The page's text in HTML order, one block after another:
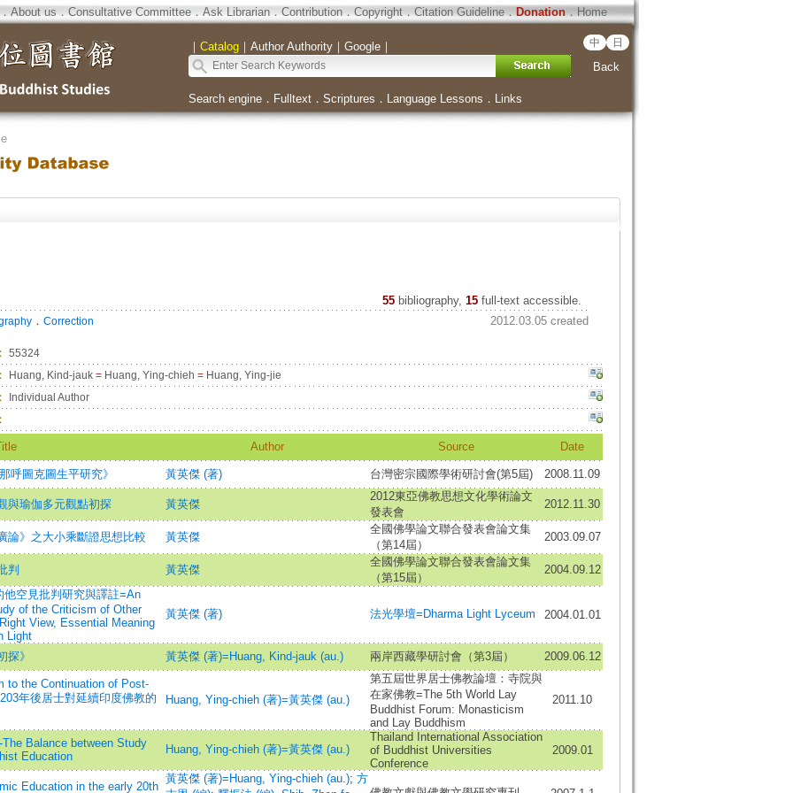
About us．Consultative Committee．Ask Librarian．Contribution．Copyright．Citation Guideline．Donation．Home
｜ Catalog｜ Author Authority｜ Google｜ 中 日
Back
Search engine． Fulltext． Scriptures ． Language Lessons ． Links
55 bibliography, 15full-text accessible.
． Correction 2012.03.05 created
55324
Huang, Kind-jauk =Huang, Ying-chieh =Huang, Ying-jie
Individual Author
Author Source Date
呼圖克圖生平研究》 黃英傑 (著) 台灣密宗國際學術研討會(第5屆) 2008.11.09
與瑜伽多元觀點初探 黃英傑
2012東亞佛教思想文化學術論文
發表會
2012.11.30
論》之大小乘斷證思想比較 黃英傑
全國佛學論文聯合發表會論文集
（第14屆）
2003.09.07
判 黃英傑
全國佛學論文聯合發表會論文集
（第15屆）
2004.09.12
空見批判研究與譯註=An
of the Criticism of Other
View, Essential Meaning
Light
黃英傑 (著) 法光學壇=Dharma Light Lyceum 2004.01.01
探》 黃英傑 (著)=Huang, Kind-jauk (au.) 兩岸西藏學研討會（第3屆） 2009.06.12
to the Continuation of Post-
年後居士對延續印度佛教的
Huang, Ying-chieh (著)=黃英傑 (au.)
第五屆世界居士佛教論壇：寺院與
在家佛教=The 5th World Lay
Buddhist Forum: Monasticism
and Lay Buddhism
2011.10
Balance between Study
Education
Huang, Ying-chieh (著)=黃英傑 (au.)
Thailand International Association
of Buddhist Universities
Conference
2009.01
Education in the early 20th
黃英傑 (著)=Huang, Ying-chieh (au.); 方